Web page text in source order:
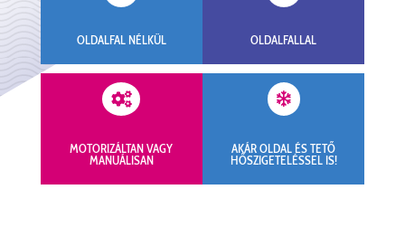
OLDALFAL NÉLKÜL

MOTORIZÁLTAN VAGY
MANUÁLISAN
OLDALFALLAL

AKÁR OLDAL ÉS TETŐ
HŐSZIGETELÉSSEL IS!